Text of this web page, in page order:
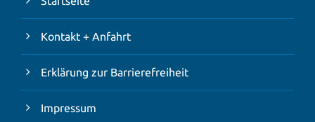
Kontakt + Anfahrt
Erklärung zur Barrierefreiheit
Impressum